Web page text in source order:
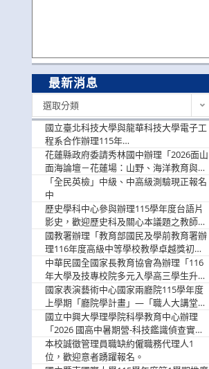
最新消息
選取分類
國立臺北科技大學與龍華科技大學電子工
程系合作辦理115年
「115.08.10~08.12「AI賦能應用於智慧半
導體研習營」，歡迎學生踴躍報名參加
花蓮縣政府委請秀林國中辦理「2026面山
面海論壇－花蓮場：山野、海洋教育與戶
外安全實務課程」，歡迎踴躍報名參加
「全民英檢」中級、中高級測驗現正報名
中
歷史學科中心參與辦理115學年度台語片
影史，歡迎歷史科及關心本議題之教師踴
躍報名參加
國教署辦理「教育部國民及學前教育署辦
理116年度高級中等學校教學卓越獎初選
實施計畫」，鼓勵教師踴躍報名
中華民國全國家長教育協會為辦理「116
年大學及技專校院多元入學高三學生升學
輔導家長說明會」
國家表演藝術中心國家兩廳院115學年度
上學期「廳院學計畫」—「職人大講堂」
及「一日體驗課程」，鼓勵踴躍報名參
與。
國立中興大學理學院科學教育中心辦理
「2026 國高中暑期營-科技鑑識偵查實戰
營」活動資訊，鼓勵學生踴躍報名參加。
本校誠徵管理員職缺約僱職務代理人1
位，歡迎意者踴躍報名。